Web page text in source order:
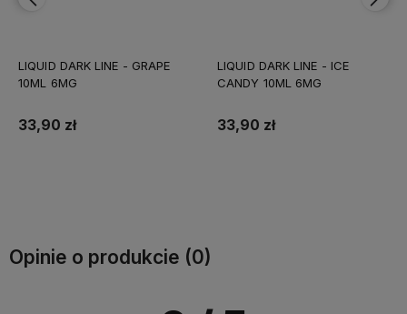
LIQUID DARK LINE - GRAPE
10ML 6MG
33,90 zł
LIQUID DARK LINE - ICE
CANDY 10ML 6MG
33,90 zł
Opinie o produkcie (0)